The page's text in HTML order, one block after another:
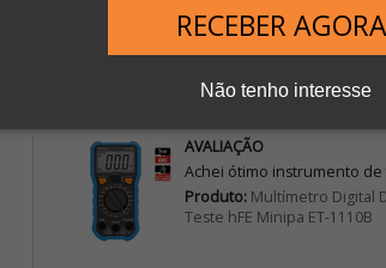
RECEBER
Não tenho interesse
AVALIAÇÃO
Achei ótimo instrumento de
Produto:Multímetro Digital
Teste hFE Minipa ET-1110B